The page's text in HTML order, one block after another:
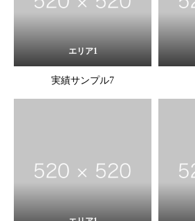
エリア1
実績サンプル7